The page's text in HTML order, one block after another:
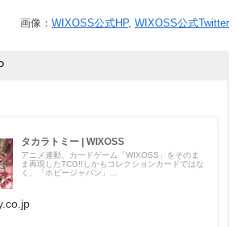
画像： WIXOSS公式HP, WIXOSS公式Twitter
タカラトミー | WIXOSS
アニメ連動、カードゲーム「WIXOSS」をそのま
ま再現したTCG!!しかもコレクションカードではな
く、「ホビージャパン」...